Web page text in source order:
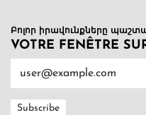
Բոլոր իրավունքները
VOTRE FENÊTRE